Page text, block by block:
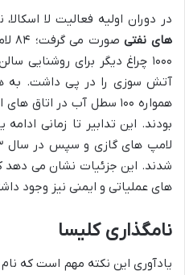
در دوران اولیه فعالیت لا
های نفتی
۱۰۰۰ چراغ دیگر برای روشنایی
آتش سوزی را در پی داشت. به
همواره ۱۰۰ سطل آب در
بودند. این تدابیر تا زمانی
شدند. این جزئیات نشان می دهد
های عملیاتی و ایمنی نیز وجود
نامگذاری کلیسا
یادآوری این نکته مهم است که نام